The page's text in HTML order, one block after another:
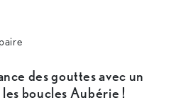
des gouttes avec un
boucles Aubérie !